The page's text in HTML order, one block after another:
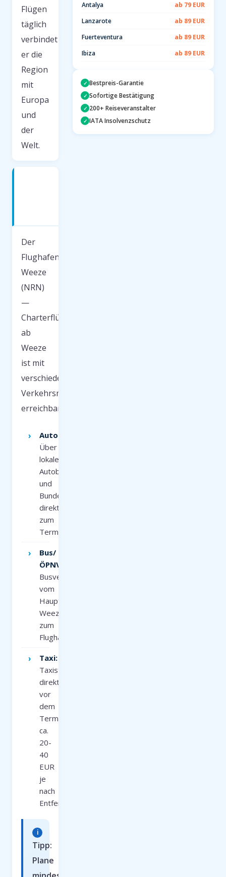
Flügen
täglich
verbindet
er die
Region
mit
Europa
und
der
Welt.
Der
Flughafen
Weeze
(NRN)
—
Charterflüge
ab
Weeze
ist mit
verschiedenen
Verkehrsmitteln
erreichbar.
Auto:
Über
lokale
Autobahnen
und
Bundesstraßen
direkt
zum
Terminal
Bus/
ÖPNV:
Busverbindungen
vom
Hauptbahnhof
Weeze
zum
Flughafen
Taxi:
Taxistand
direkt
vor
dem
Terminal,
ca.
20-
40
EUR
je
nach
Entfernung
Tipp:
Plane
Antalya
ab 79 EUR
Lanzarote
ab 89 EUR
Fuerteventura
ab 89 EUR
Ibiza
ab 89 EUR
✓ Bestpreis-Garantie
✓ Sofortige Bestätigung
✓ 200+ Reiseveranstalter
✓ IATA Insolvenzschutz